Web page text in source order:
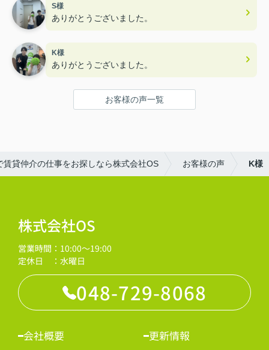
S様
ありがとうございました。
K様
ありがとうございました。
お客様の声一覧
賃貸仲介の仕事をお探しなら株式会社OS お客様の声 K様
株式会社OS
営業時間：10:00～19:00
定休日 ：水曜日
048-729-8068
会社概要 更新情報